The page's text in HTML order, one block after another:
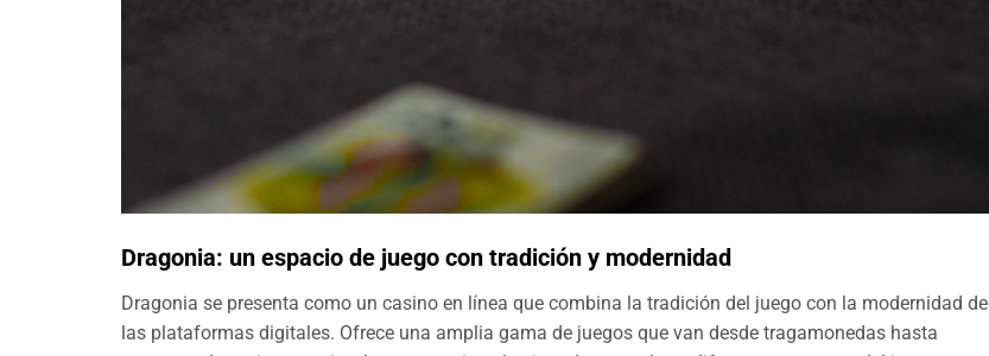
Dragonia: un espacio de juego con tradición y modernidad
Dragonia se presenta como un casino en línea que combina la tradición del juego con la modernidad de
las plataformas digitales. Ofrece una amplia gama de juegos que van desde tragamonedas hasta